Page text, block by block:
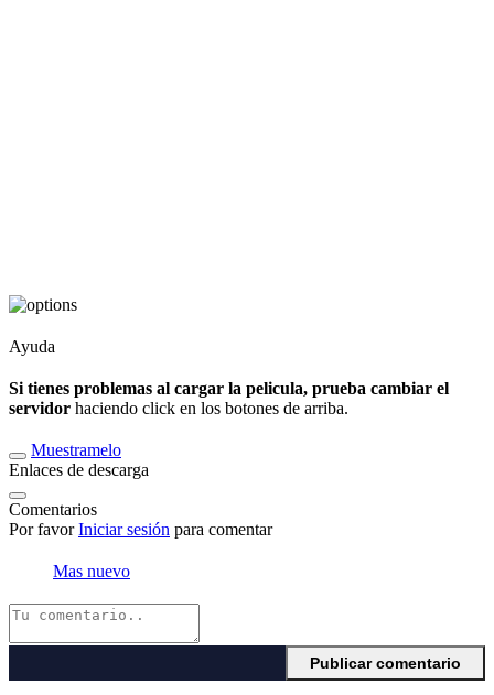
Ayuda
Si tienes problemas al cargar la pelicula, prueba cambiar el
servidor haciendo click en los botones de arriba.
Muestramelo
Enlaces de descarga
Comentarios
Por favorIniciar sesión para comentar
Mas nuevo